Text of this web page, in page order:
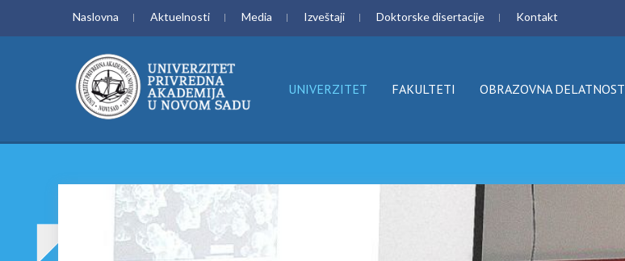
Naslovna Aktuelnosti Media Izveštaji Doktorske disertacije Kontakt
UNIVERZITET FAKULTETI OBRAZOVNA DELATNOST